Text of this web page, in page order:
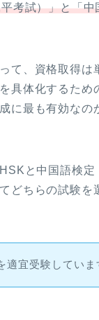
考試）」と「
て、資格取得は
具体化するため
に最も有効なの
と中国語検定
どちらの試験を
宜受験していま